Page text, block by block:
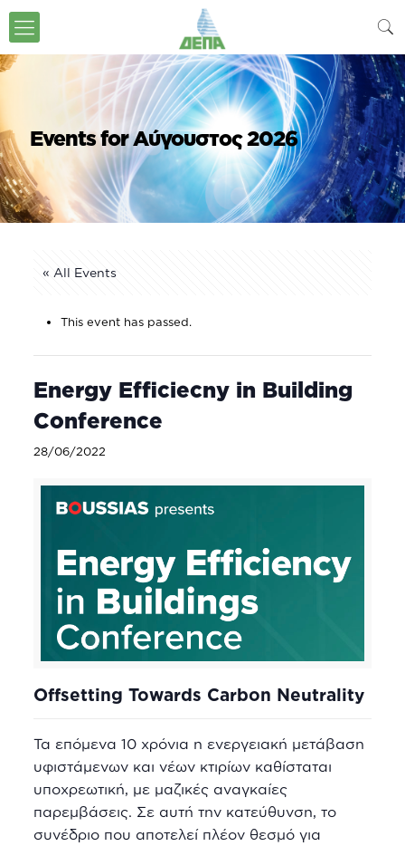
Events for Αύγουστος 2026
« All Events
This event has passed.
Energy Efficiecny in Building
Conference
28/06/2022
Offsetting Towards Carbon Neutrality
Τα επόμενα 10 χρόνια η ενεργειακή μετάβαση
υφιστάμενων και νέων κτιρίων καθίσταται
υποχρεωτική, με μαζικές αναγκαίες
παρεμβάσεις. Σε αυτή την κατεύθυνση, το
συνέδριο που αποτελεί πλέον θεσμό για